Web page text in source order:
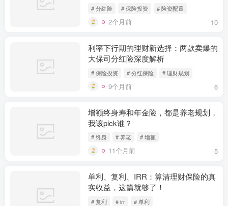
# 分红险 # 保险投资 # 险资配置
2个月前 10
利率下行期的理财新选择：两款卖爆的
大保司分红险深度解析
# 保险投资 # 分红保险 # 理财规划
9个月前 6
增额终身寿和年金险，都是养老规划，
我该pick谁？
# 终身 # 养老 # 增额
11个月前 5
单利、复利、IRR：算清理财保险的真
实收益，这篇就够了！
# 复利 # irr # 单利